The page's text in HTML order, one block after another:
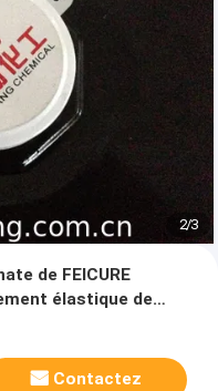
2/3
de FEICURE
élastique de
Contactez